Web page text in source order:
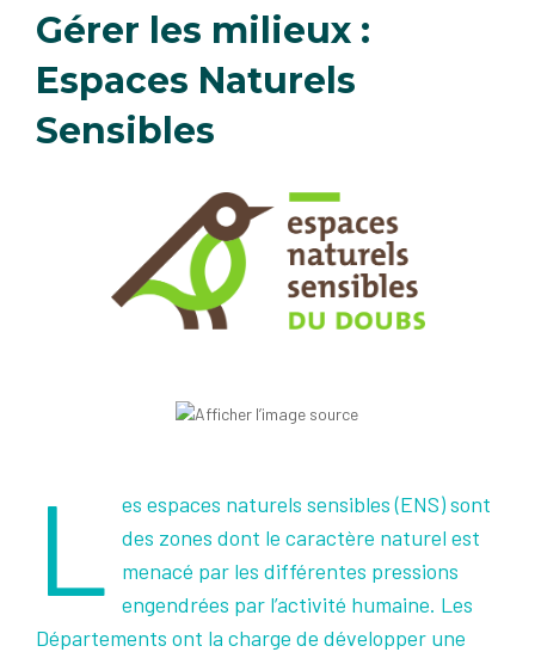
Gérer les milieux :
Espaces Naturels
Sensibles
L
es espaces naturels sensibles (ENS) sont
des zones dont le caractère naturel est
menacé par les différentes pressions
engendrées par l’activité humaine. Les
Départements ont la charge de développer une